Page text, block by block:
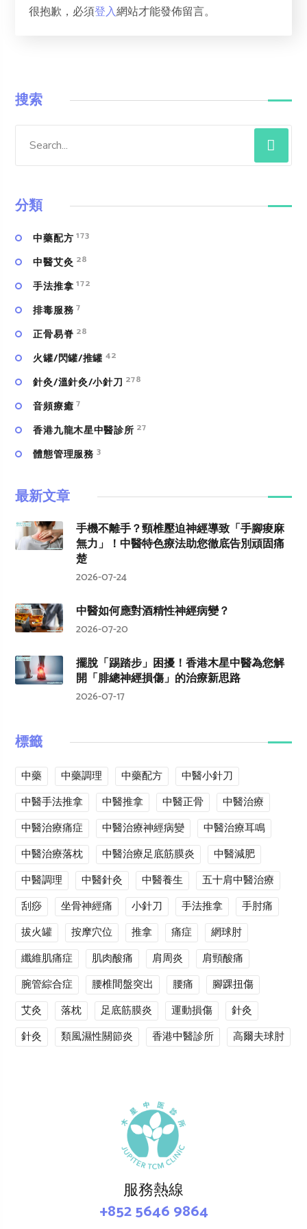
很抱歉，必須登入網站才能發佈留言。
搜索
分類
中藥配方 173
中醫艾灸 28
手法推拿 172
排毒服務 7
正骨易脊 28
火罐/閃罐/推罐 42
針灸/溫針灸/小針刀 278
⾳頻療癒 7
香港九龍木星中醫診所 27
體態管理服務 3
最新文章
手機不離手？頸椎壓迫神經導致「手腳痠麻
無力」！中醫特色療法助您徹底告別頑固痛
楚
2026-07-24
中醫如何應對酒精性神經病變？
2026-07-20
擺脫「踢踏步」困擾！香港木星中醫為您解
開「腓總神經損傷」的治療新思路
2026-07-17
標籤
中藥 中藥調理 中藥配方
中醫小針刀
中醫手法推拿
中醫推拿 中醫正骨
中醫治療
中醫治療痛症
中醫治療神經病變
中醫治療耳鳴
中醫治療落枕
中醫治療足底筋膜炎
中醫減肥
中醫調理
中醫針灸 中醫養生
五十肩中醫治療
刮痧
坐骨神經痛 小針刀 手法推拿
手肘痛
拔火罐
按摩穴位 推拿 痛症
網球肘
纖維肌痛症
肌肉酸痛 肩周炎
肩頸酸痛
腕管綜合症
腰椎間盤突出 腰痛
腳踝扭傷
艾灸
落枕 足底筋膜炎 運動損傷
針灸
針灸
類風濕性關節炎 香港中醫診所 高爾夫球肘
服務熱線
+852 5646 9864